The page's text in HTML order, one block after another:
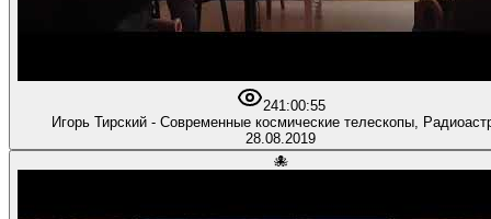
241:00:55
Игорь Тирский - Современные космические телескопы,
28.08.2019
🐙